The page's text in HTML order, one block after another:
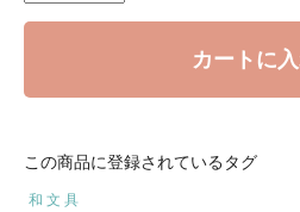
カートに
この商品に登録されているタグ
和 文 具